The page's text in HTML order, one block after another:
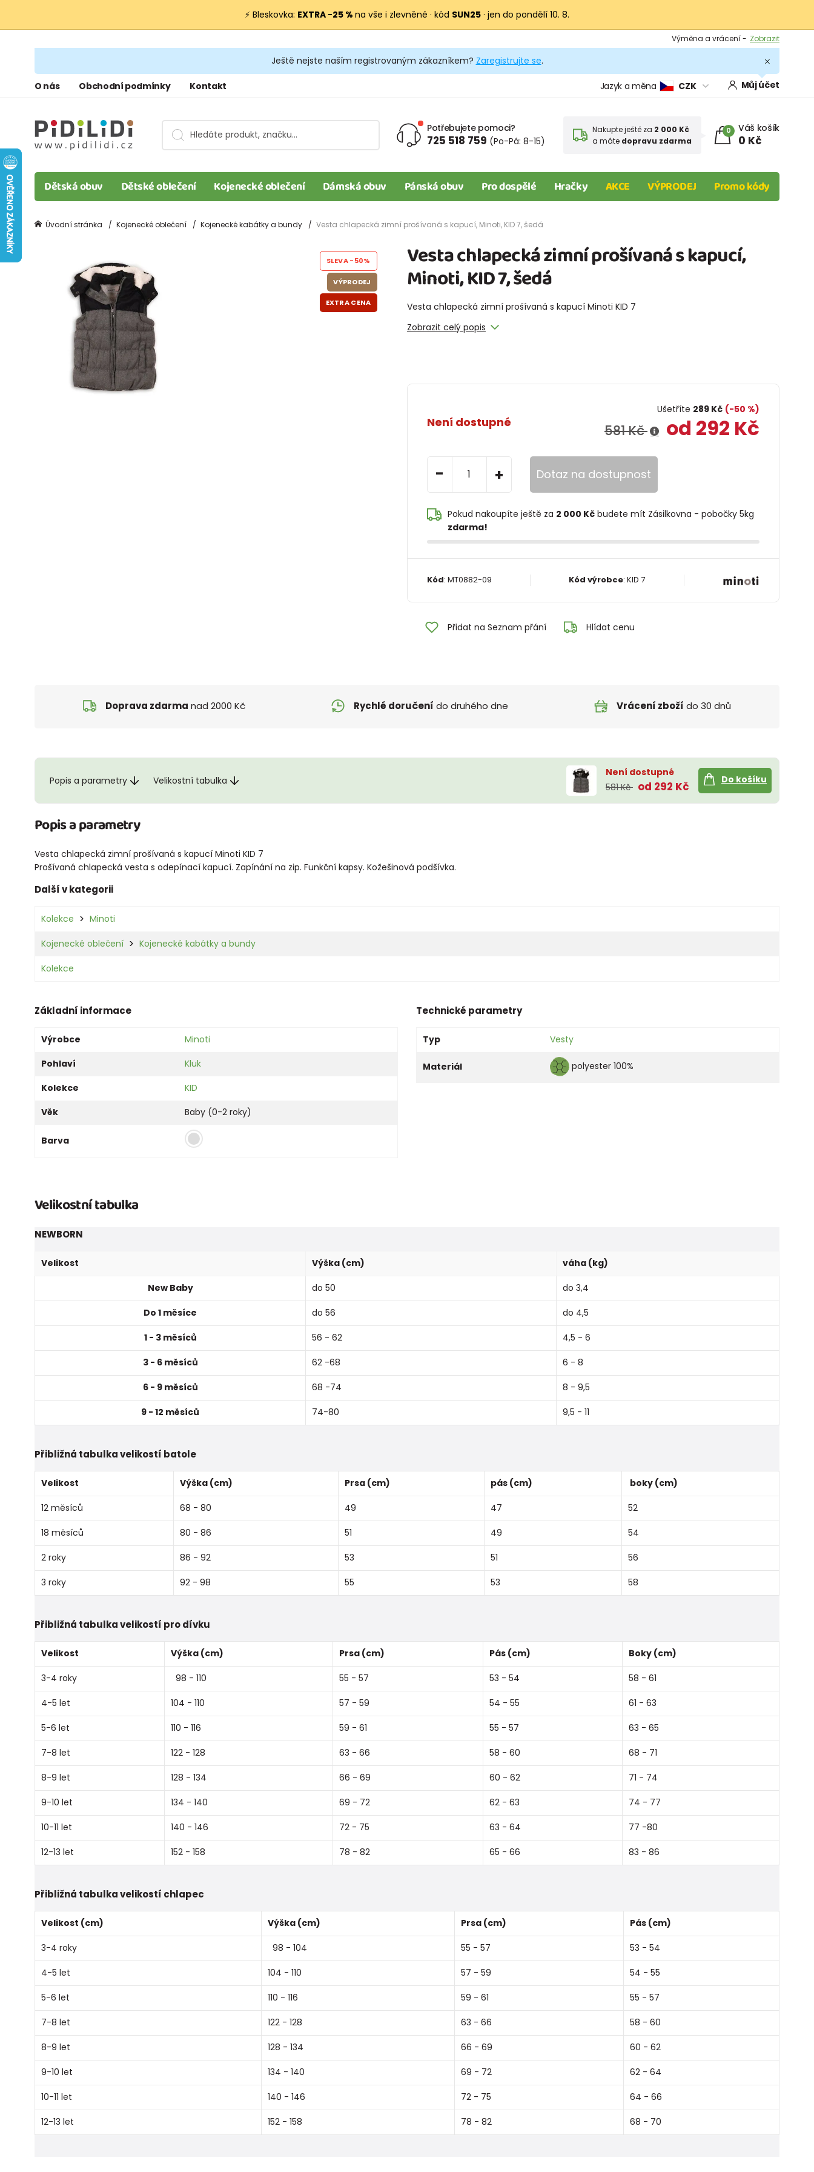
⚡ Bleskovka: EXTRA −25 % na vše i zlevněné · kód SUN25 · jen do pondělí 10. 8.
Sleva 100 Kč na první nákup - Podmínky
Ještě nejste naším registrovaným zákazníkem? Zaregistrujte se.
O nás Obchodní podmínky Kontakt Jazyk a měna CZK Můj účet
Potřebujete pomoci?
725 518 759 (Po-Pá: 8-15)
Nakupte ještě za 2 000 Kč
a máte dopravu zdarma
0 Váš košík
0 Kč
Dětská obuv Dětské oblečení Kojenecké oblečení Dámská obuv Pánská obuv Pro dospělé Hračky AKCE VÝPRODEJ Promo kódy
Úvodní stránka Kojenecké oblečení Kojenecké kabátky a bundy Vesta chlapecká zimní prošívaná s kapucí, Minoti, KID 7, šedá
Vesta chlapecká zimní prošívaná s kapucí,
Minoti, KID 7, šedá
Vesta chlapecká zimní prošívaná s kapucí Minoti KID 7
Zobrazit celý popis
Není dostupné
Ušetříte 289 Kč (-50 %)
581 Kč od 292 Kč
- + Dotaz na dostupnost
Pokud nakoupíte ještě za 2 000 Kčbudete mít Zásilkovna - pobočky 5kg
zdarma!
Kód: MT0882-09 Kód výrobce:KID 7
Přidat na Seznam přání Hlídat cenu
SLEVA-50%
VÝPRODEJ
EXTRA CENA
Doprava zdarma nad 2000 Kč Rychlé doručení do druhého dne Vrácení zboží do 30 dnů
Popis a parametry Velikostní tabulka
Není dostupné
581 Kč od 292 Kč
Do košíku
Popis a parametry
Vesta chlapecká zimní prošívaná s kapucí Minoti KID 7
Prošívaná chlapecká vesta s odepínací kapucí. Zapínání na zip. Funkční kapsy. Kožešinová podšívka.
Další v kategorii
Kolekce Minoti
Kojenecké oblečení Kojenecké kabátky a bundy
Kolekce
Základní informace
Výrobce
Minoti
Pohlaví
Kluk
Kolekce
KID
Věk
Baby (0-2 roky)
Barva
Technické parametry
Typ Vesty
Materiál polyester 100%
Velikostní tabulka
NEWBORN
Velikost Výška (cm) váha (kg)
New Baby do 50 do 3,4
Do 1 měsíce do 56 do 4,5
1 - 3 měsíců 56 - 62 4,5 - 6
3 - 6 měsíců 62 -68 6 - 8
6 - 9 měsíců 68 -74 8 - 9,5
9 - 12 měsíců 74-80 9,5 - 11
Přibližná tabulka velikostí batole
Velikost Výška (cm) Prsa (cm) pás (cm) boky (cm)
12 měsíců 68 - 80 49 47 52
18 měsíců 80 - 86 51 49 54
2 roky 86 - 92 53 51 56
3 roky 92 - 98 55 53 58
Přibližná tabulka velikostí pro dívku
Velikost Výška (cm) Prsa (cm) Pás (cm) Boky (cm)
3-4 roky 98 - 110 55 - 57 53 - 54 58 - 61
4-5 let 104 - 110 57 - 59 54 - 55 61 - 63
5-6 let 110 - 116 59 - 61 55 - 57 63 - 65
7-8 let 122 - 128 63 - 66 58 - 60 68 - 71
8-9 let 128 - 134 66 - 69 60 - 62 71 - 74
9-10 let 134 - 140 69 - 72 62 - 63 74 - 77
10-11 let 140 - 146 72 - 75 63 - 64 77 -80
12-13 let 152 - 158 78 - 82 65 - 66 83 - 86
Přibližná tabulka velikostí chlapec
Velikost (cm) Výška (cm) Prsa (cm) Pás (cm)
3-4 roky 98 - 104 55 - 57 53 - 54
4-5 let 104 - 110 57 - 59 54 - 55
5-6 let 110 - 116 59 - 61 55 - 57
7-8 let 122 - 128 63 - 66 58 - 60
8-9 let 128 - 134 66 - 69 60 - 62
9-10 let 134 - 140 69 - 72 62 - 64
10-11 let 140 - 146 72 - 75 64 - 66
12-13 let 152 - 158 78 - 82 68 - 70